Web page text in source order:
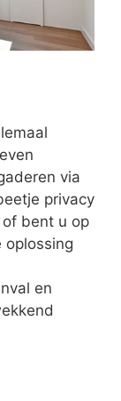
via
privacy
bent u op
oplossing
en